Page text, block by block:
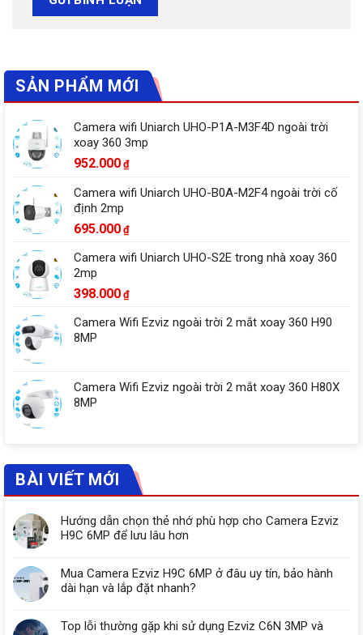
SẢN PHẨM MỚI
Camera wifi Uniarch UHO-P1A-M3F4D ngoài trời
xoay 360 3mp
952.000 ₫
Camera wifi Uniarch UHO-B0A-M2F4 ngoài trời cố
định 2mp
695.000 ₫
Camera wifi Uniarch UHO-S2E trong nhà xoay 360
2mp
398.000 ₫
Camera Wifi Ezviz ngoài trời 2 mắt xoay 360 H90
8MP
Camera Wifi Ezviz ngoài trời 2 mắt xoay 360 H80X
8MP
BÀI VIẾT MỚI
Hướng dẫn chọn thẻ nhớ phù hợp cho Camera Ezviz
H9C 6MP để lưu lâu hơn
Mua Camera Ezviz H9C 6MP ở đâu uy tín, bảo hành
dài hạn và lắp đặt nhanh?
Top lỗi thường gặp khi sử dụng Ezviz C6N 3MP và